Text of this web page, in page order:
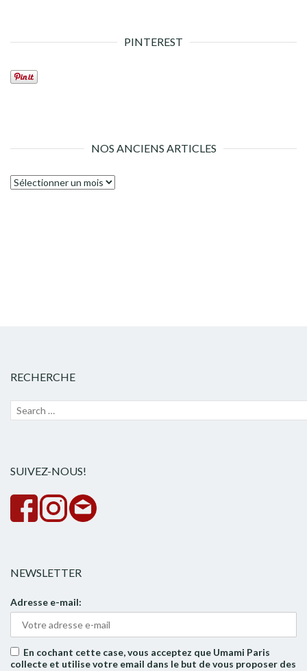
PINTEREST
NOS ANCIENS ARTICLES
Nos
RECHERCHE
Recherche
SUIVEZ-NOUS!
NEWSLETTER
Adresse e-mail:
En cochant cette case, vous acceptez que Umami Paris
collecte et utilise votre email dans le but de vous proposer des